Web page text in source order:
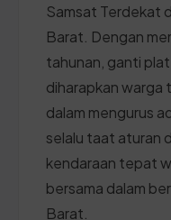
Samsat Terdekat
Barat. Dengan
tahunan, ganti
diharapkan warga
dalam mengurus
selalu taat aturan
kendaraan tepat
bersama dalam
Barat.